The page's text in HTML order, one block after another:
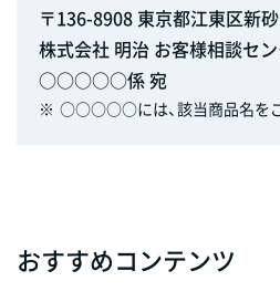
〒136-8908 東京都江東区新
株式会社 明治 お客様相談セ
○○○○○係 宛
※ ○○○○○には、該当商品名を
おすすめコンテンツ